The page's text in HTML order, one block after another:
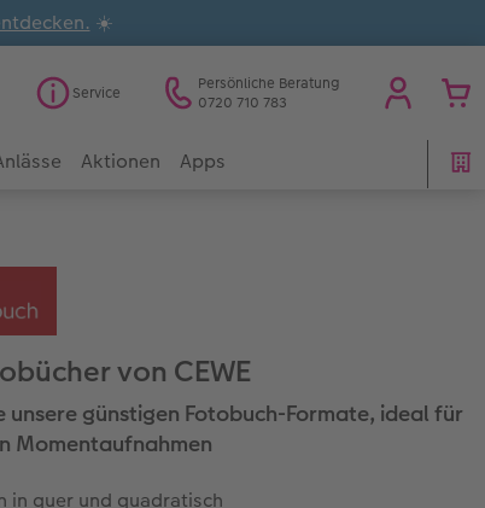
☀️
Service
Persönliche Beratung
0720 710 783
Aktionen Apps
von CEWE
unsere günstigen Fotobuch-Formate, ideal für
Momentaufnahmen
in quer und quadratisch